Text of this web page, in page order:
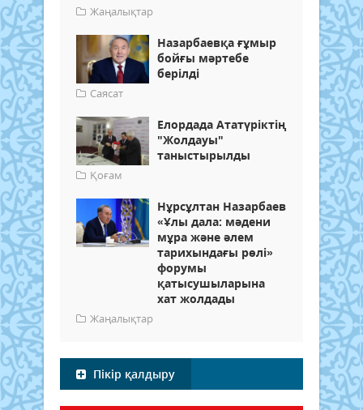
Жаңалықтар
Назарбаевқа ғұмыр
бойғы мәртебе
берілді
Саясат
Елордада Ататүріктің
"Жолдауы"
таныстырылды
Қоғам
Нұрсұлтан Назарбаев
«Ұлы дала: мәдени
мұра және әлем
тарихындағы рөлі»
форумы
қатысушыларына
хат жолдады
Жаңалықтар
Пікір қалдыру